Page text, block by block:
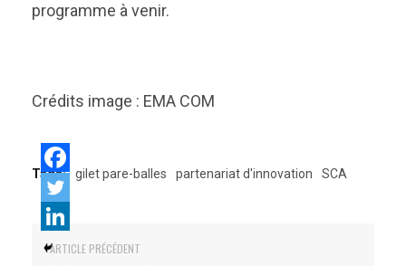
programme à venir.
Crédits image : EMA COM
Tags: gilet pare-balles partenariat d'innovation SCA
ARTICLE PRÉCÉDENT